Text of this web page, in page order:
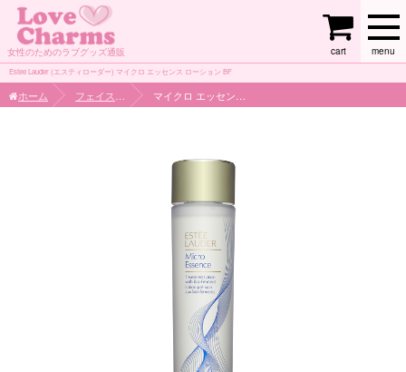
女性のためのラブグッズ通販 menu
cart
Estee Lauder (エスティローダー) マイクロ エッセンス ローション BF
ホーム